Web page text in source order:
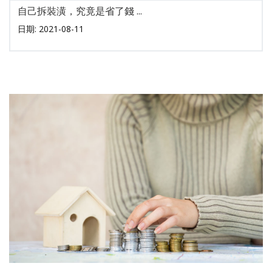
自己拆裝潢，究竟是省了錢 ...
日期: 2021-08-11